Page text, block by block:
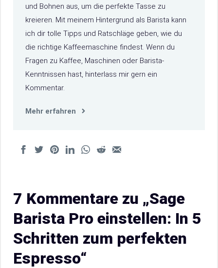
und Bohnen aus, um die perfekte Tasse zu
kreieren. Mit meinem Hintergrund als Barista kann
ich dir tolle Tipps und Ratschläge geben, wie du
die richtige Kaffeemaschine findest. Wenn du
Fragen zu Kaffee, Maschinen oder Barista-
Kenntnissen hast, hinterlass mir gern ein
Kommentar.
Mehr erfahren
7 Kommentare zu „Sage
Barista Pro einstellen: In 5
Schritten zum perfekten
Espresso“